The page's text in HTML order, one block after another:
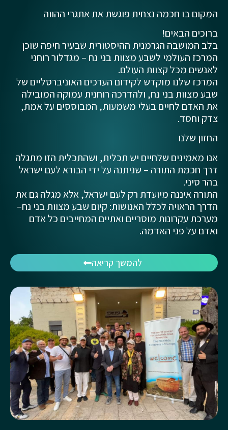
המקום בו חכמה נצחית פוגשת את אתגרי ההווה
ברוכים הבאים!
בלב המושבה הגרמנית ההיסטורית שבעיר חיפה שוכן
המרכז העולמי לשבע מצוות בני נח – מגדלור רוחני
לאנשים מכל קצוות העולם.
המרכז שלנו מוקדש לקידום הערכים האוניברסליים של
שבע מצוות בני נח, ולהדרכה רוחנית עמוקה המובילה
את האדם לחיים בעלי משמעות, המבוססים על אמת,
צדק וחסד.
החזון שלנו
אנו מאמינים שלחיים יש תכלית, ושהתכלית הזו מתגלה
דרך חכמת התורה – שניתנה על ידי הבורא לעם ישראל
בהר סיני.
התורה איננה מיועדת רק לעם ישראל, אלא מגלה גם את
הדרך הראויה לכלל האנושות: קיום שבע מצוות בני נח–
מערכת עקרונות מוסריים ואתיים המחייבים כל אדם
ואדם על פני האדמה.
להמשך קריאה